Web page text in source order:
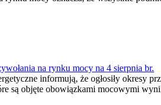
na rynku mocy na 4 sierpnia br.
informują, że ogłosiły okresy
są objęte obowiązkami mocowymi